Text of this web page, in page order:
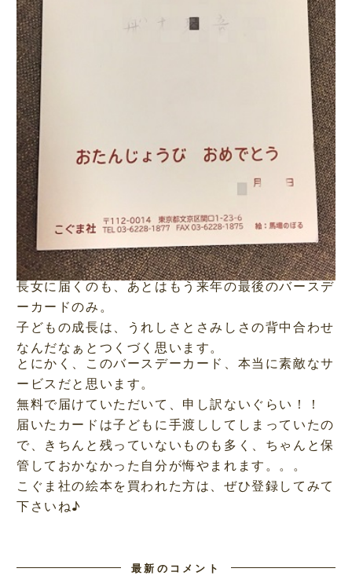
長女に届くのも、あとはもう来年の最後のバースデ
ーカードのみ。
子どもの成長は、うれしさとさみしさの背中合わせ
なんだなぁとつくづく思います。
とにかく、このバースデーカード、本当に素敵なサ
ービスだと思います。
無料で届けていただいて、申し訳ないぐらい！！
届いたカードは子どもに手渡ししてしまっていたの
で、きちんと残っていないものも多く、ちゃんと保
管しておかなかった自分が悔やまれます。。。
こぐま社の絵本を買われた方は、ぜひ登録してみて
下さいね♪
最新のコメント